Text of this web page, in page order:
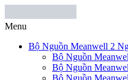
Menu
Bộ Nguồn Meanwell 2
Bộ Nguồn
Bộ Nguồn
Bộ Nguồn